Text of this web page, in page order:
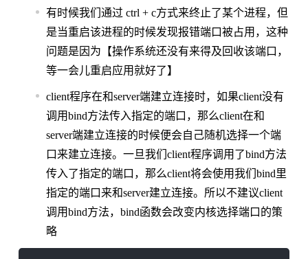
有时候我们通过 ctrl + c方式来终止了某个进程，但
是当重启该进程的时候发现报错端口被占用，这种
问题是因为【操作系统还没有来得及回收该端口，
等一会儿重启应用就好了】
client程序在和server端建立连接时，如果client没有
调用bind方法传入指定的端口，那么client在和
server端建立连接的时候便会自己随机选择一个端
口来建立连接。一旦我们client程序调用了bind方法
传入了指定的端口，那么client将会使用我们bind里
指定的端口来和server建立连接。所以不建议client
调用bind方法，bind函数会改变内核选择端口的策
略